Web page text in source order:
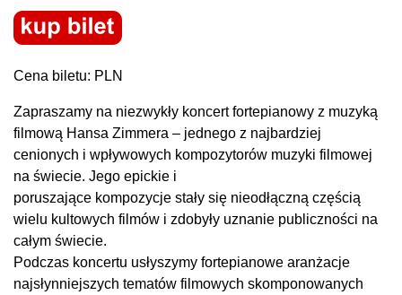
Cena biletu: PLN
Zapraszamy na niezwykły koncert fortepianowy z muzyką
filmową Hansa Zimmera – jednego z najbardziej
cenionych i wpływowych kompozytorów muzyki filmowej
na świecie. Jego epickie i
poruszające kompozycje stały się nieodłączną częścią
wielu kultowych filmów i zdobyły uznanie publiczności na
całym świecie.
Podczas koncertu usłyszymy fortepianowe aranżacje
najsłynniejszych tematów filmowych skomponowanych